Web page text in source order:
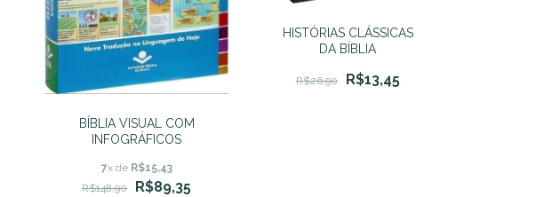
BÍBLIA VISUAL COM
INFOGRÁFICOS
7x de R$15,43
R$148,90
R$89,35
HISTÓRIAS CLÁSSICAS
DA BÍBLIA
R$26,90 R$13,45